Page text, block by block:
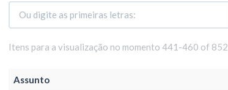
Itens para a visualização no momento 441-460 of 852
Assunto